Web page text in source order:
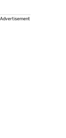
Advertisement